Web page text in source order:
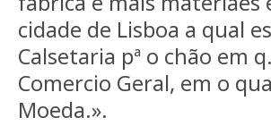
cidade de Lisboa a qual
Calsetaria pª o chão em
Comercio Geral, em o
Moeda.».